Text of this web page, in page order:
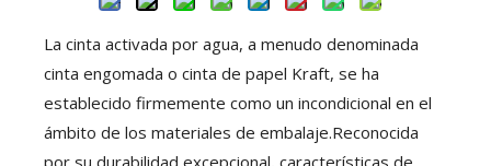
La cinta activada por agua, a menudo denominada
cinta engomada o cinta de papel Kraft, se ha
establecido firmemente como un incondicional en el
ámbito de los materiales de embalaje.Reconocida
por su durabilidad excepcional, características de